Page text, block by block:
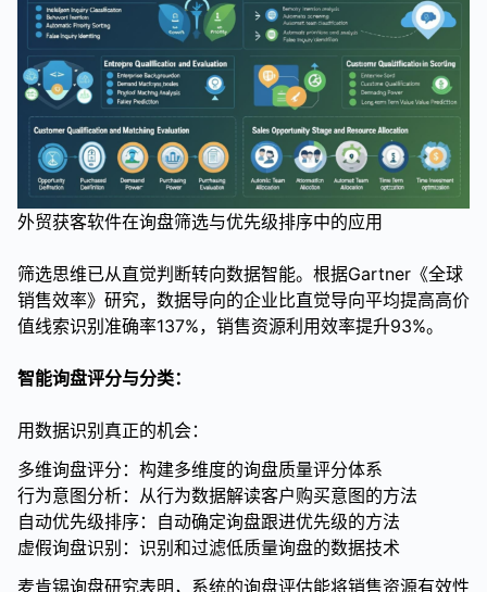
外贸获客软件在询盘筛选与优先级排序中的应用
筛选思维已从直觉判断转向数据智能。根据Gartner《全球
销售效率》研究，数据导向的企业比直觉导向平均提高高价
值线索识别准确率137%，销售资源利用效率提升93%。
智能询盘评分与分类：
用数据识别真正的机会：
多维询盘评分：构建多维度的询盘质量评分体系
行为意图分析：从行为数据解读客户购买意图的方法
自动优先级排序：自动确定询盘跟进优先级的方法
虚假询盘识别：识别和过滤低质量询盘的数据技术
麦肯锡询盘研究表明，系统的询盘评估能将销售资源有效性